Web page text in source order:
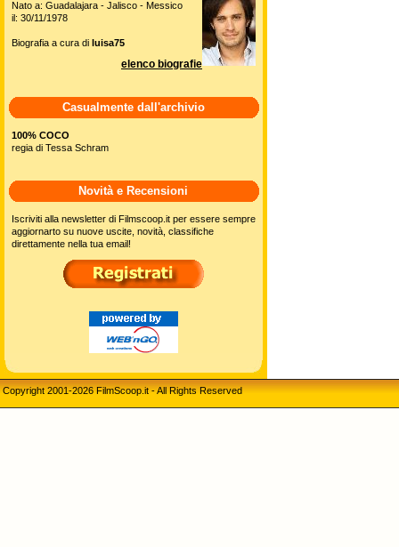
Nato a: Guadalajara - Jalisco - Messico
il: 30/11/1978
Biografia a cura di luisa75
elenco biografie
Casualmente dall'archivio
100% COCO
regia di Tessa Schram
Novità e Recensioni
Iscriviti alla newsletter di Filmscoop.it per essere sempre
aggiornarto su nuove uscite, novità, classifiche
direttamente nella tua email!
Copyright 2001-2026 FilmScoop.it - All Rights Reserved